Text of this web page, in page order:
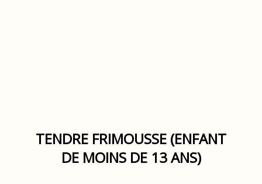
TENDRE FRIMOUSSE (ENFANT
DE MOINS DE 13 ANS)